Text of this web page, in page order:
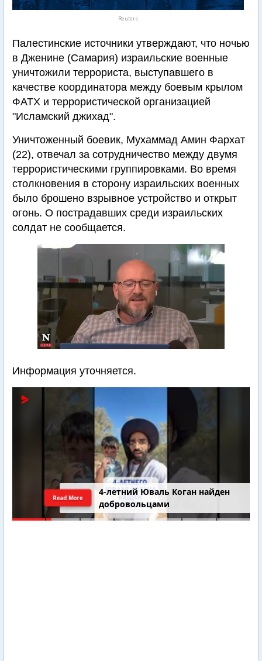
Reuters
Палестинские источники утверждают, что ночью
в Дженине (Самария) израильские военные
уничтожили террориста, выступавшего в
качестве координатора между боевым крылом
ФАТХ и террористической организацией
"Исламский джихад".
Уничтоженный боевик, Мухаммад Амин Фархат
(22), отвечал за сотрудничество между двумя
террористическими группировками. Во время
столкновения в сторону израильских военных
было брошено взрывное устройство и открыт
огонь. О пострадавших среди израильских
солдат не сообщается.
Информация уточняется.
4-летний Юваль Коган найден
добровольцами
Read More